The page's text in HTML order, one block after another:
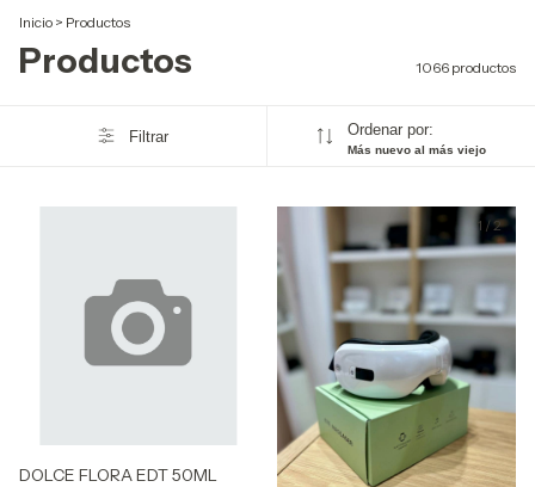
Inicio > Productos
Productos 1066 productos
Filtrar Ordenar por:
Más nuevo al más viejo
DOLCE FLORA EDT 50ML
1 /2